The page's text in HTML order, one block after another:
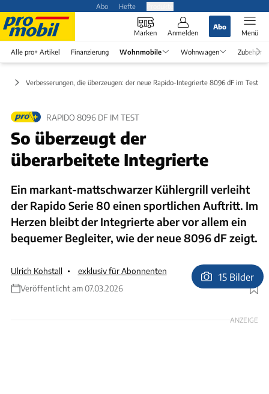
Abo Hefte
Marken Anmelden
Abo
Menü
Alle pro+ Artikel Finanzierung Wohnmobile Wohnwagen Zubehör
Verbesserungen, die überzeugen: der neue Rapido-Integrierte 8096 dF im Test
RAPIDO 8096 DF IM TEST
So überzeugt der
überarbeitete Integrierte
Ein markant-mattschwarzer Kühlergrill verleiht
der Rapido Serie 80 einen sportlichen Auftritt. Im
Herzen bleibt der Integrierte aber vor allem ein
bequemer Begleiter, wie der neue 8096 dF zeigt.
Ulrich Kohstall
exklusiv für Abonnenten
Veröffentlicht am 07.03.2026
Foto: Ulrich Kohstall
15 Bilder
ANZEIGE